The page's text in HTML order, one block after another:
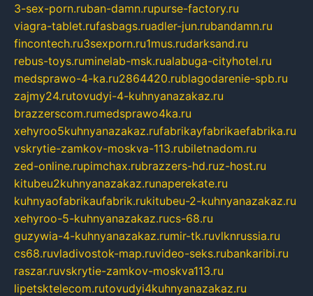
3-sex-porn.ruban-damn.rupurse-factory.ru
viagra-tablet.rufasbags.ruadler-jun.rubandamn.ru
fincontech.ru3sexporn.ru1mus.rudarksand.ru
rebus-toys.ruminelab-msk.rualabuga-cityhotel.ru
medsprawo-4-ka.ru2864420.rublagodarenie-spb.ru
zajmy24.rutovudyi-4-kuhnyanazakaz.ru
brazzerscom.rumedsprawo4ka.ru
xehyroo5kuhnyanazakaz.rufabrikayfabrikaefabrika.ru
vskrytie-zamkov-moskva-113.rubiletnadom.ru
zed-online.rupimchax.rubrazzers-hd.ruz-host.ru
kitubeu2kuhnyanazakaz.runaperekate.ru
kuhnyaofabrikaufabrik.rukitubeu-2-kuhnyanazakaz.ru
xehyroo-5-kuhnyanazakaz.rucs-68.ru
guzywia-4-kuhnyanazakaz.rumir-tk.ruvlknrussia.ru
cs68.ruvladivostok-map.ruvideo-seks.rubankaribi.ru
raszar.ruvskrytie-zamkov-moskva113.ru
lipetsktelecom.rutovudyi4kuhnyanazakaz.ru